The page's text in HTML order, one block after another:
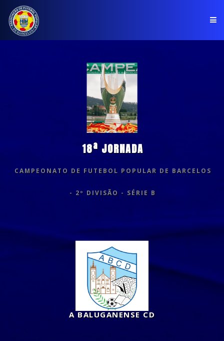
CLUBES
18ª JORNADA
CAMPEONATO DE FUTEBOL POPULAR DE BARCELOS
- 2º DIVISÃO - SÉRIE B
A BALUGANENSE CD